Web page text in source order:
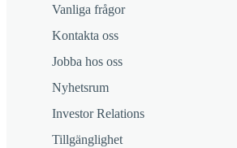
Vanliga frågor
Kontakta oss
Jobba hos oss
Nyhetsrum
Investor Relations
Tillgänglighet